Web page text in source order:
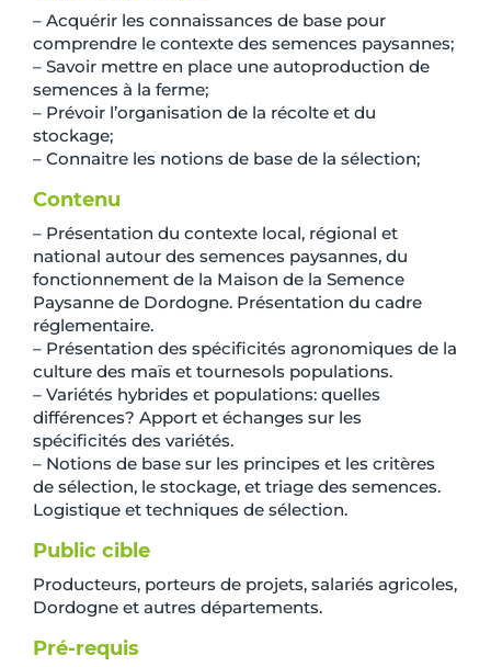
– Acquérir les connaissances de base pour
comprendre le contexte des semences paysannes;
– Savoir mettre en place une autoproduction de
semences à la ferme;
– Prévoir l’organisation de la récolte et du
stockage;
– Connaitre les notions de base de la sélection;
Contenu
– Présentation du contexte local, régional et
national autour des semences paysannes, du
fonctionnement de la Maison de la Semence
Paysanne de Dordogne. Présentation du cadre
réglementaire.
– Présentation des spécificités agronomiques de la
culture des maïs et tournesols populations.
– Variétés hybrides et populations: quelles
différences? Apport et échanges sur les
spécificités des variétés.
– Notions de base sur les principes et les critères
de sélection, le stockage, et triage des semences.
Logistique et techniques de sélection.
Public cible
Producteurs, porteurs de projets, salariés agricoles,
Dordogne et autres départements.
Pré-requis